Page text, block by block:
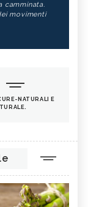
camminata.
movimenti
NATURALI E